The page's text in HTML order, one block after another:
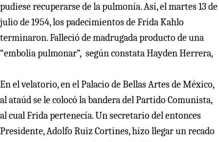
pudiese recuperarse de la pulmonía. Así, el martes 13 de
julio de 1954, los padecimientos de Frida Kahlo
terminaron. Falleció de madrugada producto de una
“embolia pulmonar”, según constata Hayden Herrera,
En el velatorio, en el Palacio de Bellas Artes de México,
al ataúd se le colocó la bandera del Partido Comunista,
al cual Frida pertenecía. Un secretario del entonces
Presidente, Adolfo Ruiz Cortines, hizo llegar un recado